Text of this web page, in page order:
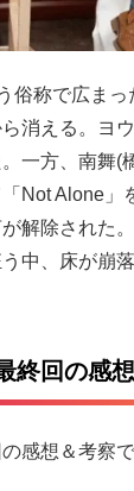
俗称で広ま
消える。ヨ
一方、南舞(
Not Alone」
解除された
中、床が崩
終回の感
感想＆考察で